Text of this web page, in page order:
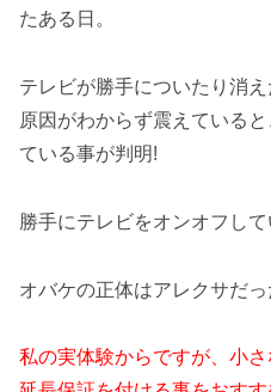
たある日。
テレビが勝手についたり消
原因がわからず震えている
ている事が判明!
勝手にテレビをオンオフし
オバケの正体はアレクサだ
私の実体験からですが、小